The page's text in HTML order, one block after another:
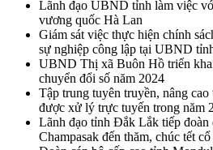
Lãnh đạo UBND tỉnh làm việc
vương quốc Hà Lan
Giám sát việc thực hiện chính
sự nghiệp công lập tại UBND
UBND Thị xã Buôn Hồ triển
chuyển đổi số năm 2024
Tập trung tuyên truyền, nâng
được xử lý trực tuyến trong năm
Lãnh đạo tỉnh Đắk Lắk tiếp đoàn
Champasak đến thăm, chúc tết